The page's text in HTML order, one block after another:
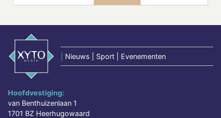
Nieuws | Sport | Evenementen
Hoofdvestiging:
van Benthuizenlaan 1
1701 BZ Heerhugowaard